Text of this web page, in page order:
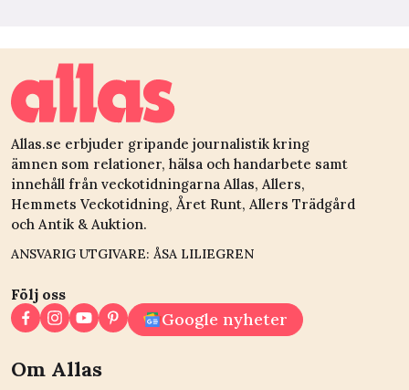
Allas.se erbjuder gripande journalistik kring
ämnen som relationer, hälsa och handarbete samt
innehåll från veckotidningarna Allas, Allers,
Hemmets Veckotidning, Året Runt, Allers Trädgård
och Antik & Auktion.
ANSVARIG UTGIVARE: ÅSA LILIEGREN
Följ oss
Google nyheter
Om Allas